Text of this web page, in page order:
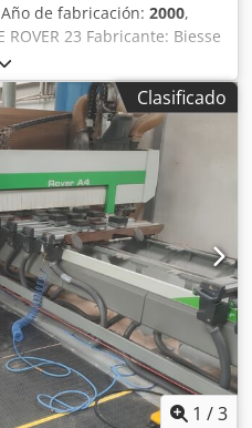
de fabricación: 2000,
ROVER 23 Fabricante: Biesse
Rover 23 Descripción:
eje X: 2900 mm Área
del eje Z: 140 mm Eje
y sistemas de
(7,8 kW, 24.000
de herramientas, cono de
de cambio de
montado en el cabezal de
equipado con: - 10
horizontales (eje X) - 2
de seguridad con
frontal Bomba de vacío
– AÚN SE ENCUENTRA
Año de fabricación: 2000
Clasificado
1 /3